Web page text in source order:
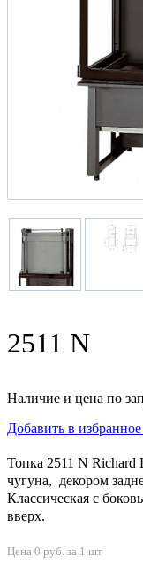
2511 N
Наличие и цена по
Добавить в
Топка 2511 N Richard
чугуна, декором
Классическая с
вверх.
Цена 0 руб. за 1 шт